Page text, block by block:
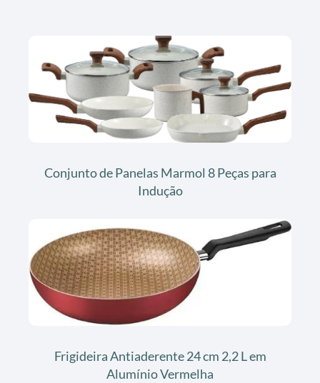
Conjunto de Panelas Marmol 8 Peças para
Indução
Frigideira Antiaderente 24 cm 2,2 L em
Alumínio Vermelha